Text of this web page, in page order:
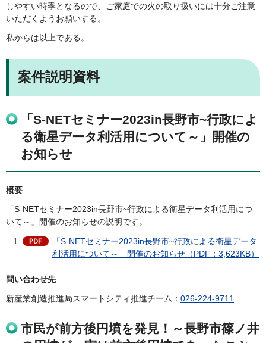
しやすい時季となるので、ご家庭での火の取り扱いには十分ご注意
いただくようお願いする。
私からは以上である。
案件説明資料
「S-NETセミナー2023in長野市~行政によ
る衛星データ利活用について～」開催の
お知らせ
概要
「S-NETセミナー2023in長野市~行政による衛星データ利活用につ
いて～」開催のお知らせの説明です。
「S-NETセミナー2023in長野市~行政による衛星データ
利活用について～」開催のお知らせ（PDF：3,623KB）
問い合わせ先
新産業創造推進局スマートシティ推進チーム： 026-224-9711
市民が前方後円墳を発見！～長野市篠ノ井